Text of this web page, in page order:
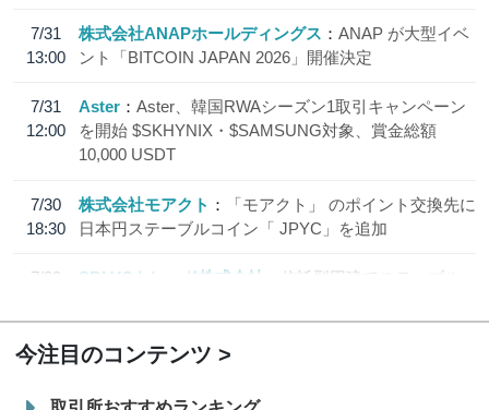
7/31
13:00
株式会社ANAPホールディングス
ANAP が大型イベ
ント「BITCOIN JAPAN 2026」開催決定
7/31
12:00
Aster
Aster、韓国RWAシーズン1取引キャンペーン
を開始 $SKHYNIX・$SAMSUNG対象、賞金総額
10,000 USDT
7/30
18:30
株式会社モアクト
「モアクト」 のポイント交換先に
日本円ステーブルコイン「 JPYC」を追加
7/29
SBI VCトレード株式会社
信託型円建てステーブル
今注目のコンテンツ